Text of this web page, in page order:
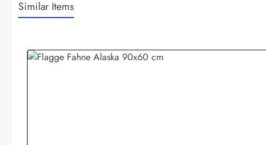
Similar Items